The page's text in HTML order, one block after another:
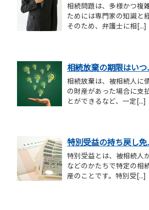
相続問題は、多様かつ複
ためには専門家の知識と
そのため、弁護士に相[...]
相続放棄の期限はいつ
相続放棄は、被相続人に
の財産があった場合に支
とができるなど、一定[...]
特別受益の持ち戻し免
特別受益とは、被相続人
などのかたちで特定の相
産のことです。特別受[...]